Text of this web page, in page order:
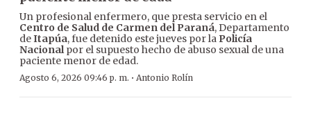
Un profesional enfermero, que presta servicio en el
Centro de Salud de Carmen del Paraná, Departamento
deItapúa, fue detenido este jueves por la Policía
Nacionalpor el supuesto hecho de abuso sexual de una
paciente menor de edad.
Agosto 6, 2026 09:46 p. m. · Antonio Rolín